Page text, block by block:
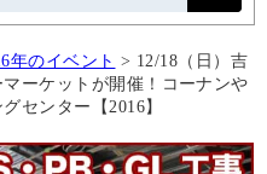
年のイベント > 12/18（日）吉
ーケットが開催！コーナンや
センター【2016】